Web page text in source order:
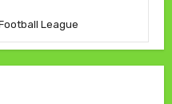
League